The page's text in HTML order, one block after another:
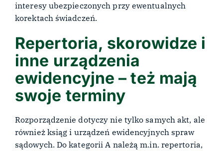
interesy ubezpieczonych przy ewentualnych
korektach świadczeń.
Repertoria, skorowidze i
inne urządzenia
ewidencyjne – też mają
swoje terminy
Rozporządzenie dotyczy nie tylko samych akt, ale
również ksiąg i urządzeń ewidencyjnych spraw
sądowych. Do kategorii A należą m.in. repertoria,